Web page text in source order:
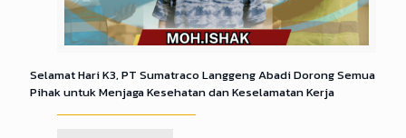
Selamat Hari K3, PT Sumatraco Langgeng Abadi Dorong Semua
Pihak untuk Menjaga Kesehatan dan Keselamatan Kerja